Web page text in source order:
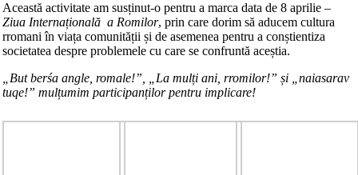
Această activitate am susținut-o pentru a marca data de 8 aprilie –
Ziua Internațională a Romilor, prin care dorim să aducem cultura
rromani în viața comunității și de asemenea pentru a conștientiza
societatea despre problemele cu care se confruntă aceștia.
„But berśa angle, romale!”, „La mulți ani, rromilor!” și „naiasarav
tuqe!” mulțumim participanților pentru implicare!